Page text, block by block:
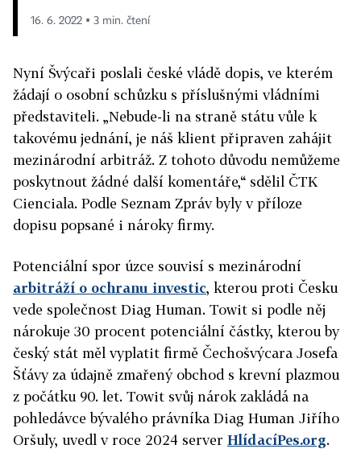
16. 6. 2022 ▪ 3 min. čtení
Nyní Švýcaři poslali české vládě dopis, ve kterém
žádají o osobní schůzku s příslušnými vládními
představiteli. „Nebude-li na straně státu vůle k
takovému jednání, je náš klient připraven zahájit
mezinárodní arbitráž. Z tohoto důvodu nemůžeme
poskytnout žádné další komentáře,“ sdělil ČTK
Cienciala. Podle Seznam Zpráv byly v příloze
dopisu popsané i nároky firmy.
Potenciální spor úzce souvisí s mezinárodní
arbitráží o ochranu investic, kterou proti Česku
vede společnost Diag Human. Towit si podle něj
nárokuje 30 procent potenciální částky, kterou by
český stát měl vyplatit firmě Čechošvýcara Josefa
Šťávy za údajně zmařený obchod s krevní plazmou
z počátku 90. let. Towit svůj nárok zakládá na
pohledávce bývalého právníka Diag Human Jiřího
Oršuly, uvedl v roce 2024 server HlídacíPes.org.